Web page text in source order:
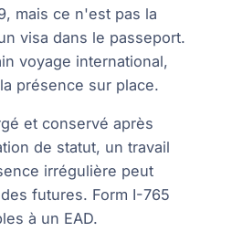
mais ce n'est pas la
visa dans le passeport.
voyage international,
présence sur place.
et conservé après
de statut, un travail
irrégulière peut
futures. Form I-765
à un EAD.